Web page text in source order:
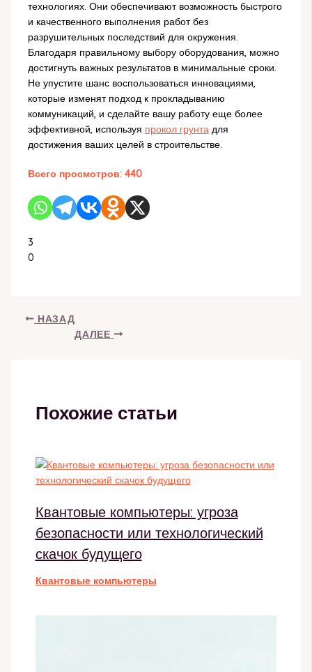
технологиях. Они обеспечивают возможность быстрого
и качественного выполнения работ без
разрушительных последствий для окружения.
Благодаря правильному выбору оборудования, можно
достигнуть важных результатов в минимальные сроки.
Не упустите шанс воспользоваться инновациями,
которые изменят подход к прокладыванию
коммуникаций, и сделайте вашу работу еще более
эффективной, используя прокол грунта для
достижения ваших целей в строительстве.
Всего просмотров: 440
3
0
НАЗАД
ДАЛЕЕ
Похожие статьи
Квантовые компьютеры: угроза
безопасности или технологический
скачок будущего
Квантовые компьютеры